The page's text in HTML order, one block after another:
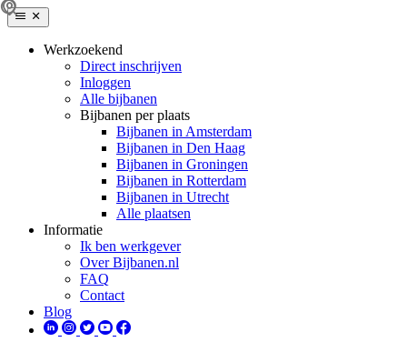
Werkzoekend
Direct inschrijven
Inloggen
Alle bijbanen
Bijbanen per plaats
Bijbanen in Amsterdam
Bijbanen in Den Haag
Bijbanen in Groningen
Bijbanen in Rotterdam
Bijbanen in Utrecht
Alle plaatsen
Informatie
Ik ben werkgever
Over Bijbanen.nl
FAQ
Contact
Blog